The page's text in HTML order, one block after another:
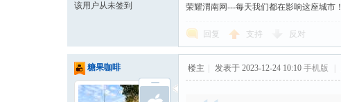
该用户从未签到 荣耀渭南网---每天我们都在影响这座城市！
回复 支持 反对
糖果咖啡 楼主 发表于 2023-12-24 10:10 手机版